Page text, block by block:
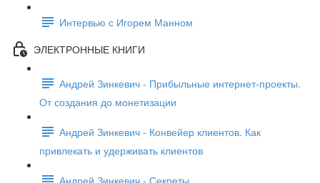
Интервью с Игорем Манном
ЭЛЕКТРОННЫЕ КНИГИ
Андрей Зинкевич - Прибыльные интернет-проекты.
От создания до монетизации
Андрей Зинкевич - Конвейер клиентов. Как
привлекать и удерживать клиентов
Андрей Зинкевич - Секреты